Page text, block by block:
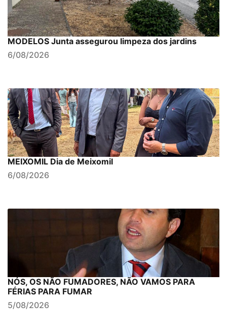
MODELOS Junta assegurou limpeza dos jardins
6/08/2026
MEIXOMIL Dia de Meixomil
6/08/2026
NÓS, OS NÃO FUMADORES, NÃO VAMOS PARA
FÉRIAS PARA FUMAR
5/08/2026